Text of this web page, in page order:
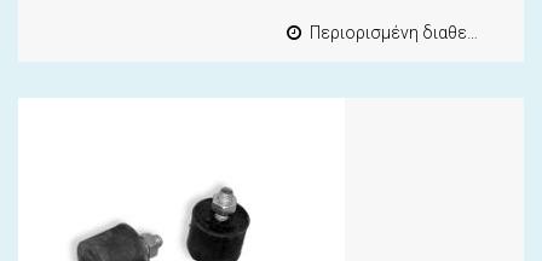
Περιορισμένη διαθεσιμότητα